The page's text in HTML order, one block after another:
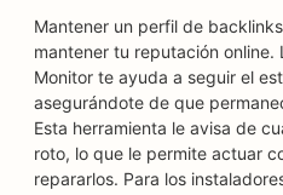
Mantener un perfil de
mantener tu reputación online.
Monitor te ayuda a seguir el
asegurándote de que
Esta herramienta le avisa de
roto, lo que le permite actuar
repararlos. Para los